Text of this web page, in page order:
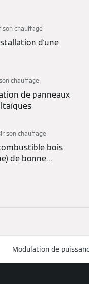
son chauffage
d'une
chauffage
de panneaux
son chauffage
bois
de bonne
Modulation de